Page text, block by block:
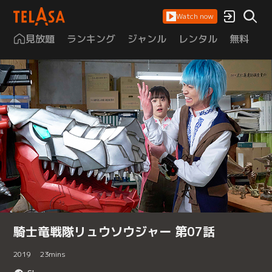
Watch now
見放題 ランキング ジャンル レンタル 無料
騎士竜戦隊リュウソウジャー 第07話
2019 23mins